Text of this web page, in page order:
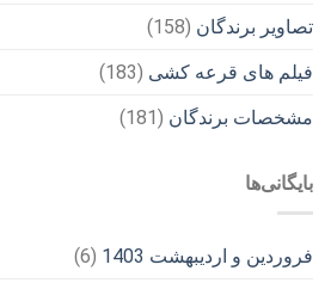
تصاویر برندگان (158)
فیلم های قرعه کشی (183)
مشخصات برندگان (181)
بایگانی‌ها
فروردین و اردیبهشت 1403
(6)